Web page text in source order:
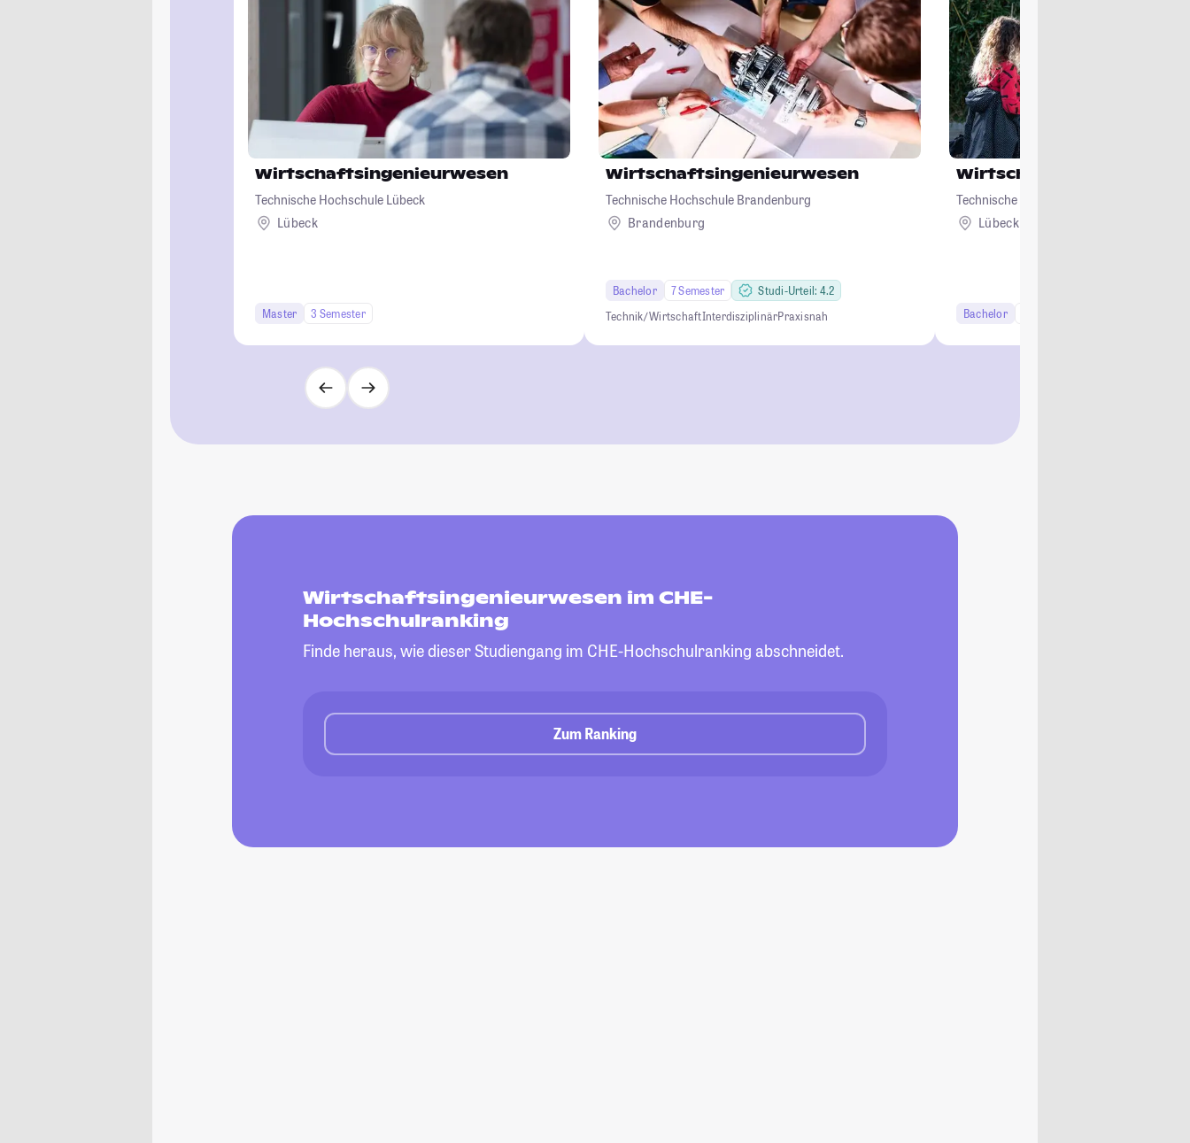
Wirtschaftsingenieurwesen
Technische Hochschule Lübeck
Lübeck
Master 3 Semester
Wirtschaftsingenieurwesen
Technische Hochschule Brandenburg
Brandenburg
Bachelor 7 Semester
Studi-Urteil: 4.2
Technik/ WirtschaftInterdisziplinärPraxisnah
Technische Hochschule Lübeck
Lübeck
Bachelor
Wirtschaftsingenieurwesen im CHE-
Hochschulranking
Finde heraus, wie dieser Studiengang im CHE-Hochschulranking abschneidet.
Zum Ranking